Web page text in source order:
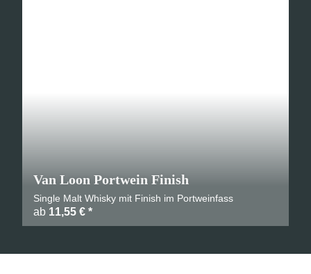
Van Loon Portwein Finish
Single Malt Whisky mit Finish im Portweinfass
ab 11,55 € *